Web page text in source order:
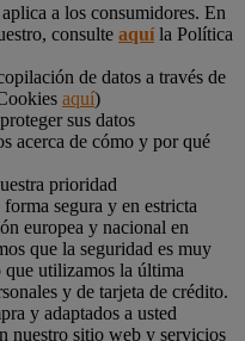
a los consumidores. En
consulte aquíla Política
de datos a través de
aquí)
sus datos
acerca de cómo y por qué
prioridad
segura y en estricta
europea y nacional en
que la seguridad es muy
utilizamos la última
y de tarjeta de crédito.
y adaptados a usted
nuestro sitio web y servicios